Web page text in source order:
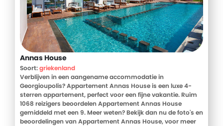
Annas House
Soort:griekenland
Verblijven in een aangename accommodatie in
Georgioupolis? Appartement Annas House is een luxe 4-
sterren appartement, perfect voor een fijne vakantie. Ruim
1068 reizigers beoordelen Appartement Annas House
gemiddeld met een 9. Meer weten? Bekijk dan nu de foto's en
beoordelingen van Appartement Annas House, voor meer